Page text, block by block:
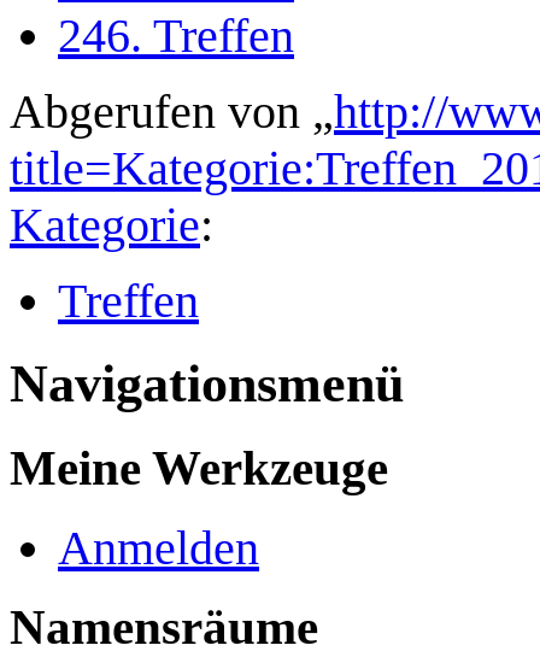
246. Treffen
Abgerufen von „http://
Kategorie:
Treffen
Navigationsmenü
Meine Werkzeuge
Anmelden
Namensräume